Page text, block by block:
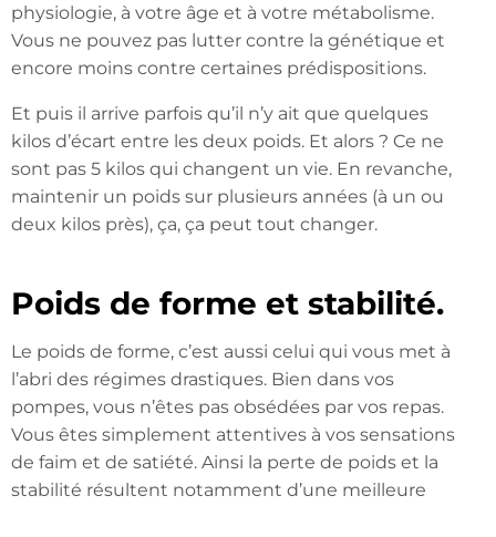
physiologie, à votre âge et à votre métabolisme.
Vous ne pouvez pas lutter contre la génétique et
encore moins contre certaines prédispositions.
Et puis il arrive parfois qu’il n’y ait que quelques
kilos d’écart entre les deux poids. Et alors ? Ce ne
sont pas 5 kilos qui changent un vie. En revanche,
maintenir un poids sur plusieurs années (à un ou
deux kilos près), ça, ça peut tout changer.
Poids de forme et stabilité.
Le poids de forme, c’est aussi celui qui vous met à
l’abri des régimes drastiques. Bien dans vos
pompes, vous n’êtes pas obsédées par vos repas.
Vous êtes simplement attentives à vos sensations
de faim et de satiété. Ainsi la perte de poids et la
stabilité résultent notamment d’une meilleure